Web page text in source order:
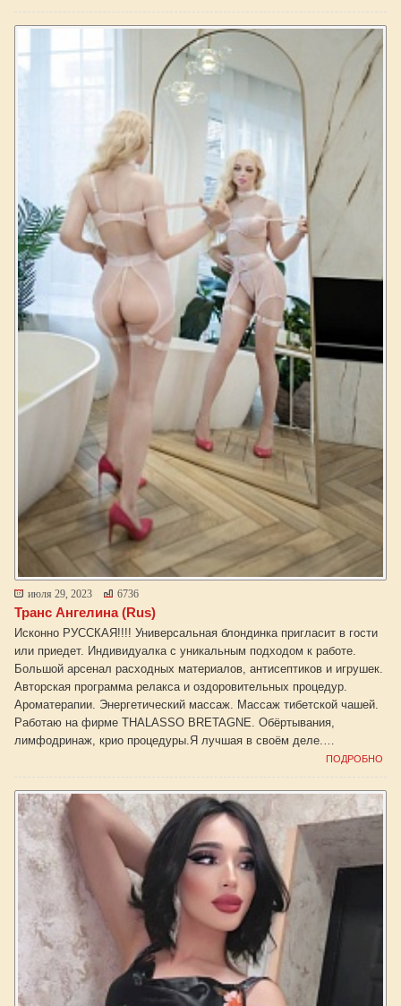
июля 29, 2023 6736
Транс Ангелина (Rus)
Исконно РУССКАЯ!!!! Универсальная блондинка пригласит в гости
или приедет. Индивидуалка с уникальным подходом к работе.
Большой арсенал расходных материалов, антисептиков и игрушек.
Авторская программа релакса и оздоровительных процедур.
Ароматерапии. Энергетический массаж. Массаж тибетской чашей.
Работаю на фирме THALASSO BRETAGNE. Обёртывания,
лимфодринаж, крио процедуры.Я лучшая в своём деле.…
ПОДРОБНО